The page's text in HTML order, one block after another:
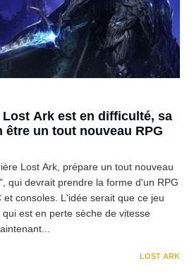
Lost Ark est en difficulté, sa
un tout nouveau RPG
Lost Ark, prépare un tout nouveau
qui devrait prendre la forme d'un RPG
consoles. L'idée serait que ce jeu
est en perte sèche de vitesse
LOST ARK